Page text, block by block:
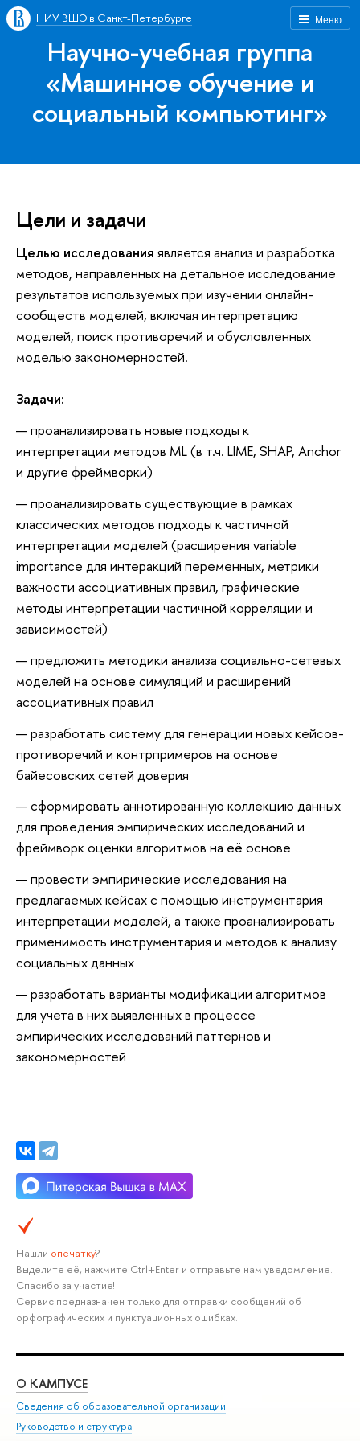
Меню
НИУ ВШЭ в Санкт-Петербурге
Научно-учебная группа
«Машинное обучение и
социальный компьютинг»
Цели и задачи
Целью исследования является анализ и разработка
методов, направленных на детальное исследование
результатов используемых при изучении онлайн-
сообществ моделей, включая интерпретацию
моделей, поиск противоречий и обусловленных
моделью закономерностей.
Задачи:
проанализировать новые подходы к
интерпретации методов ML (в т.ч. LIME, SHAP, Anchor
и другие фреймворки)
проанализировать существующие в рамках
классических методов подходы к частичной
интерпретации моделей (расширения variable
importance для интеракций переменных, метрики
важности ассоциативных правил, графические
методы интерпретации частичной корреляции и
зависимостей)
предложить методики анализа социально-сетевых
моделей на основе симуляций и расширений
ассоциативных правил
разработать систему для генерации новых кейсов-
противоречий и контрпримеров на основе
байесовских сетей доверия
сформировать аннотированную коллекцию данных
для проведения эмпирических исследований и
фреймворк оценки алгоритмов на её основе
провести эмпирические исследования на
предлагаемых кейсах с помощью инструментария
интерпретации моделей, а также проанализировать
применимость инструментария и методов к анализу
социальных данных
разработать варианты модификации алгоритмов
для учета в них выявленных в процессе
эмпирических исследований паттернов и
закономерностей
Нашли опечатку?
Выделите её, нажмите Ctrl+Enter и отправьте нам уведомление.
Спасибо за участие!
Сервис предназначен только для отправки сообщений об
орфографических и пунктуационных ошибках.
О КАМПУСЕ
Сведения об образовательной организации
Руководство и структура